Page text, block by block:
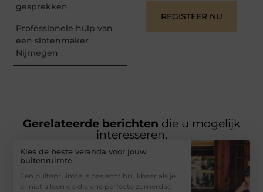
gesprekken
Professionele hulp van
een slotenmaker
Nijmegen
REGISTEER NU
Gerelateerde berichten die u mogelijk
interesseren.
Kies de beste veranda voor jouw
buitenruimte
Een buitenruimte is pas echt bruikbaar als je
er niet alleen op die ene perfecte zomerdag